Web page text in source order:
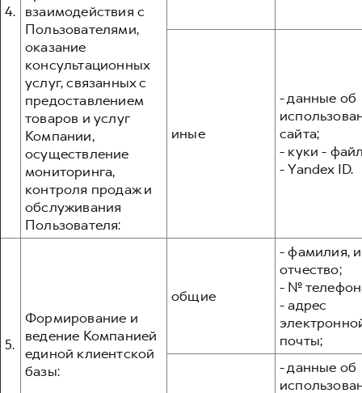
4. взаимодействия с
Пользователями,
оказание
консультационных
услуг, связанных с
предоставлением
товаров и услуг
Компании,
осуществление
мониторинга,
контроля продаж и
обслуживания
Пользователя:
иные
- данные об
сайта;
- куки -
- Yandex ID.
5.
Формирование и
ведение Компанией
единой клиентской
базы:
общие
- фамилия,
отчество;
- №
- адрес
почты;
- данные об